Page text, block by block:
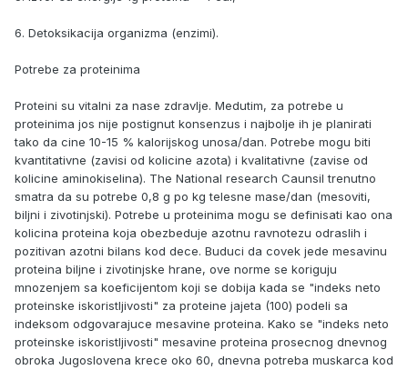
6. Detoksikacija organizma (enzimi).
Potrebe za proteinima
Proteini su vitalni za nase zdravlje. Medutim, za potrebe u
proteinima jos nije postignut konsenzus i najbolje ih je planirati
tako da cine 10-15 % kalorijskog unosa/dan. Potrebe mogu biti
kvantitativne (zavisi od kolicine azota) i kvalitativne (zavise od
kolicine aminokiselina). The National research Caunsil trenutno
smatra da su potrebe 0,8 g po kg telesne mase/dan (mesoviti,
biljni i zivotinjski). Potrebe u proteinima mogu se definisati kao ona
kolicina proteina koja obezbeduje azotnu ravnotezu odraslih i
pozitivan azotni bilans kod dece. Buduci da covek jede mesavinu
proteina biljne i zivotinjske hrane, ove norme se koriguju
mnozenjem sa koeficijentom koji se dobija kada se "indeks neto
proteinske iskoristljivosti" za proteine jajeta (100) podeli sa
indeksom odgovarajuce mesavine proteina. Kako se "indeks neto
proteinske iskoristljivosti" mesavine proteina prosecnog dnevnog
obroka Jugoslovena krece oko 60, dnevna potreba muskarca kod